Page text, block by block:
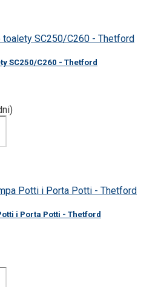
SC250/C260 - Thetford
i Porta Potti - Thetford